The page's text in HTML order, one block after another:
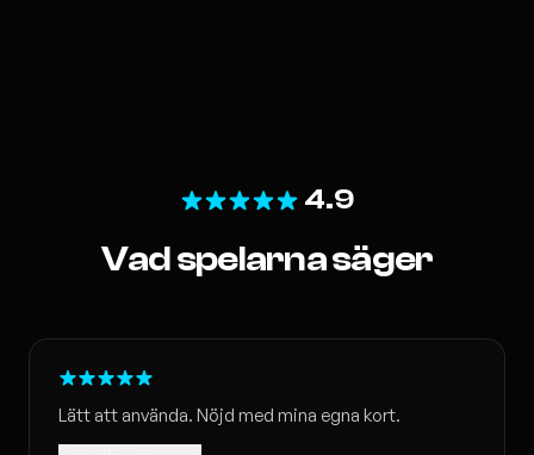
4.9
Vad spelarna säger
Lätt att använda. Nöjd med mina egna kort.